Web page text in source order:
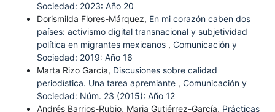
Sociedad: 2023: Año 20
Dorismilda Flores-Márquez, En mi corazón caben dos
países: activismo digital transnacional y subjetividad
política en migrantes mexicanos , Comunicación y
Sociedad: 2019: Año 16
Marta Rizo García, Discusiones sobre calidad
periodística. Una tarea apremiante , Comunicación y
Sociedad: Núm. 23 (2015): Año 12
Andrés Barrios-Rubio, Maria Gutiérrez-García, Prácticas